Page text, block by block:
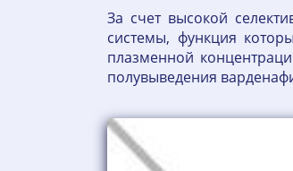
За счет высокой
системы, функция
плазменной
полувыведения